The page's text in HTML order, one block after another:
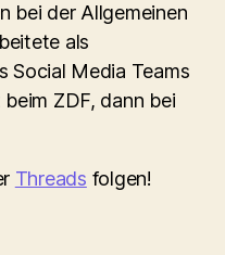
bei der Allgemeinen
als
Social Media Teams
ZDF, dann bei
Threads folgen!